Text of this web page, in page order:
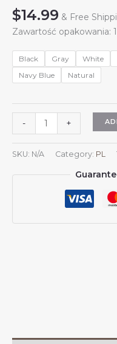
$14.99 & Free
Zawartość opakowania:
Black Gray White
Navy Blue
Natural
-
z
daszkiem
dla
mężczyzn
+
SKU: N/A Category: PL